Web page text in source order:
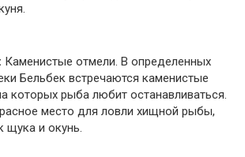
Каменистые отмели. В определенных
Бельбек встречаются каменистые
которых рыба любит останавливаться.
место для ловли хищной рыбы,
щука и окунь.